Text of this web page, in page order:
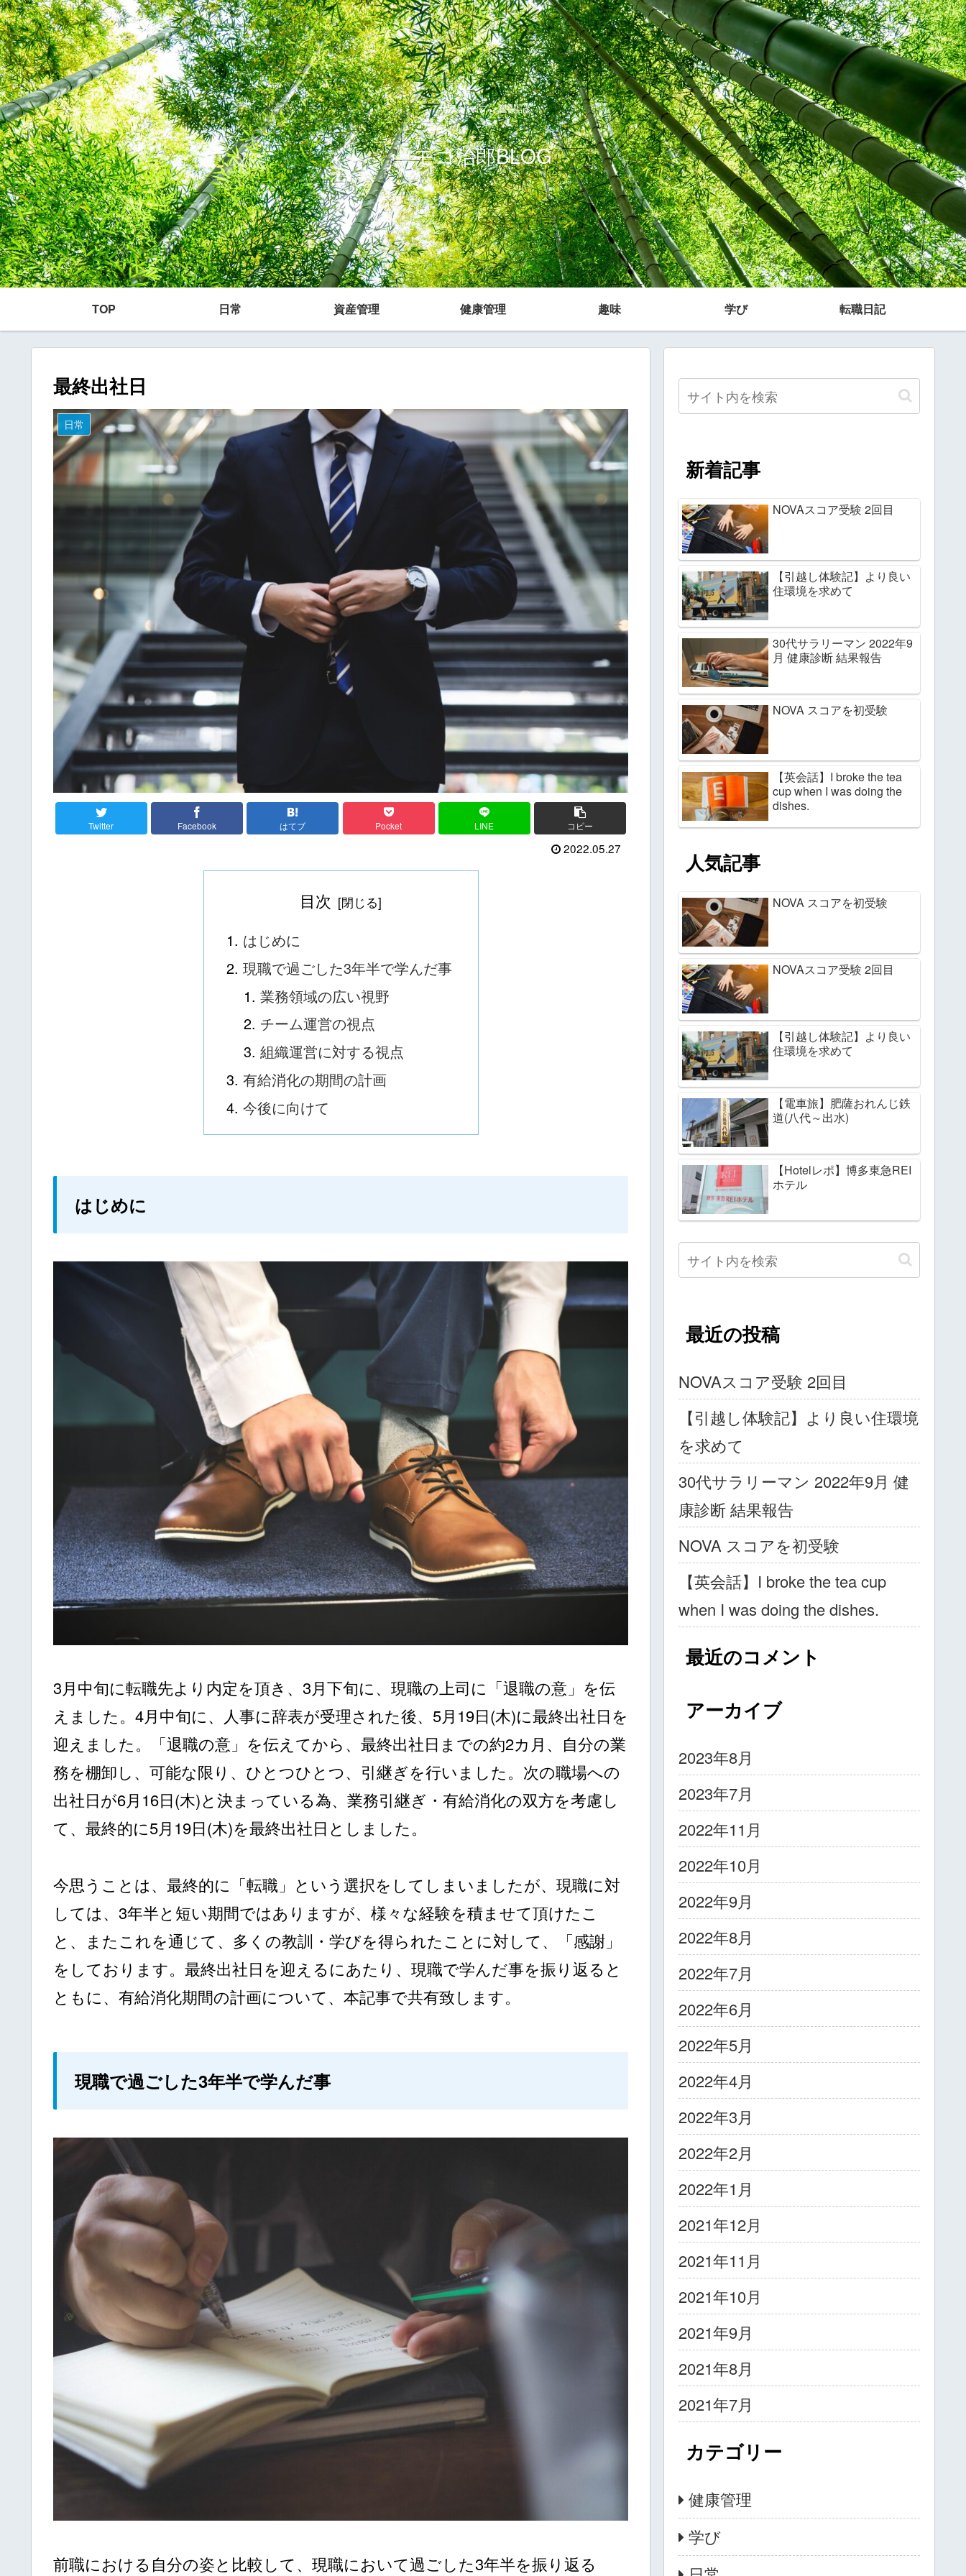
サラリーマン奮闘記
モコ治郎BLOG
TOP 日常 資産管理 健康管理 趣味 学び 転職日記
最終出社日
日常
Twitter Facebook はてブ Pocket LINE コピー
2022.05.27
目次
はじめに
現職で過ごした3年半で学んだ事
業務領域の広い視野
チーム運営の視点
組織運営に対する視点
有給消化の期間の計画
今後に向けて
はじめに
3月中旬に転職先より内定を頂き、3月下旬に、現職の上司に「退職の意」を伝
えました。4月中旬に、人事に辞表が受理された後、5月19日(木)に最終出社日を
迎えました。「退職の意」を伝えてから、最終出社日までの約2カ月、自分の業
務を棚卸し、可能な限り、ひとつひとつ、引継ぎを行いました。次の職場への
出社日が6月16日(木)と決まっている為、業務引継ぎ・有給消化の双方を考慮し
て、最終的に5月19日(木)を最終出社日としました。
今思うことは、最終的に「転職」という選択をしてしまいましたが、現職に対
しては、3年半と短い期間ではありますが、様々な経験を積ませて頂けたこ
と、またこれを通じて、多くの教訓・学びを得られたことに対して、「感謝」
をしております。最終出社日を迎えるにあたり、現職で学んだ事を振り返ると
ともに、有給消化期間の計画について、本記事で共有致します。
現職で過ごした3年半で学んだ事
前職における自分の姿と比較して、現職において過ごした3年半を振り返る
新着記事
NOVAスコア受験 2回目
【引越し体験記】より良い
住環境を求めて
30代サラリーマン 2022年9
月 健康診断 結果報告
NOVA スコアを初受験
【英会話】I broke the tea
cup when I was doing the
dishes.
人気記事
NOVA スコアを初受験
NOVAスコア受験 2回目
【引越し体験記】より良い
住環境を求めて
【電車旅】肥薩おれんじ鉄
道(八代～出水)
【Hotelレポ】博多東急REI
ホテル
最近の投稿
NOVAスコア受験 2回目
【引越し体験記】より良い住環境
を求めて
30代サラリーマン 2022年9月 健
康診断 結果報告
NOVA スコアを初受験
【英会話】I broke the tea cup
when I was doing the dishes.
最近のコメント
アーカイブ
2023年8月
2023年7月
2022年11月
2022年10月
2022年9月
2022年8月
2022年7月
2022年6月
2022年5月
2022年4月
2022年3月
2022年2月
2022年1月
2021年12月
2021年11月
2021年10月
2021年9月
2021年8月
2021年7月
カテゴリー
健康管理
学び